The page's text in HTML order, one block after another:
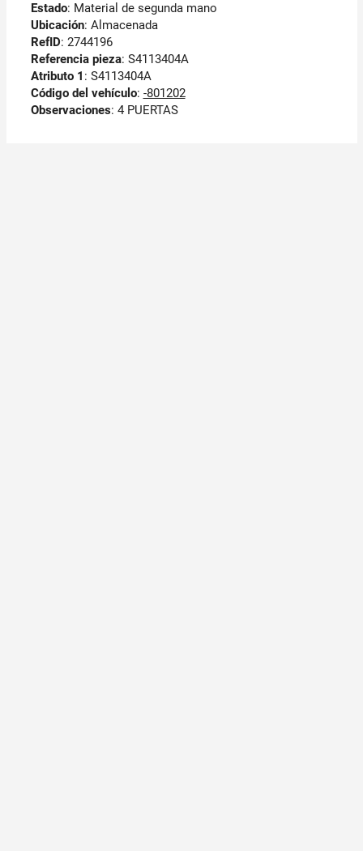
Estado: Material de segunda mano
Ubicación: Almacenada
RefID: 2744196
Referencia pieza: S4113404A
Atributo 1 : S4113404A
Código del vehículo: -801202
Observaciones: 4 PUERTAS